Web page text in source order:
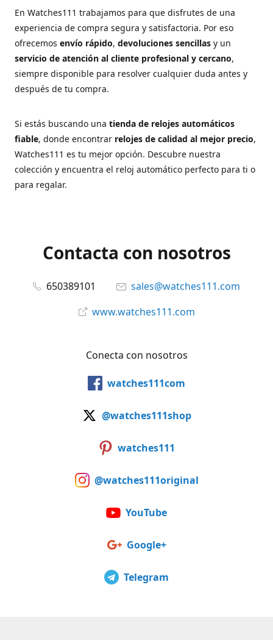
En Watches111 trabajamos para que disfrutes de una
experiencia de compra segura y satisfactoria. Por eso
ofrecemos envío rápido, devoluciones sencillas y un
servicio de atención al cliente profesional y cercano,
siempre disponible para resolver cualquier duda antes y
después de tu compra.
Si estás buscando una tienda de relojes automáticos
fiable, donde encontrar relojes de calidad al mejor precio,
Watches111 es tu mejor opción. Descubre nuestra
colección y encuentra el reloj automático perfecto para ti o
para regalar.
Contacta con nosotros
650389101
sales@watches111.com
www.watches111.com
Conecta con nosotros
watches111com
@watches111shop
watches111
@watches111original
YouTube
Google+
Telegram